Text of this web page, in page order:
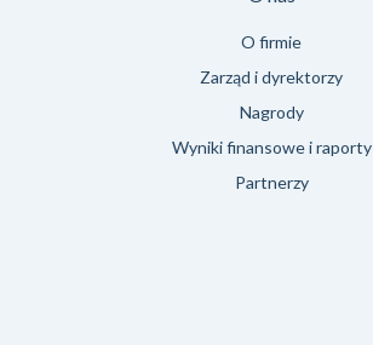
O firmie
Zarząd i dyrektorzy
Nagrody
Wyniki finansowe i raporty
Partnerzy